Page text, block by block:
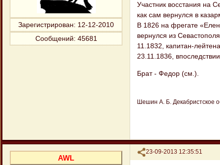
Зарегистрирован: 12-12-2010
Сообщений: 45681
Участник восстания на
как сам вернулся в
В 1826 на фрегате
вернулся из
11.1832, капитан-
23.11.1836,
Брат - Федор (см.).
Шешин А. Б. Декабристское
Поделиться
23-09-2013 12:35:51
AWL